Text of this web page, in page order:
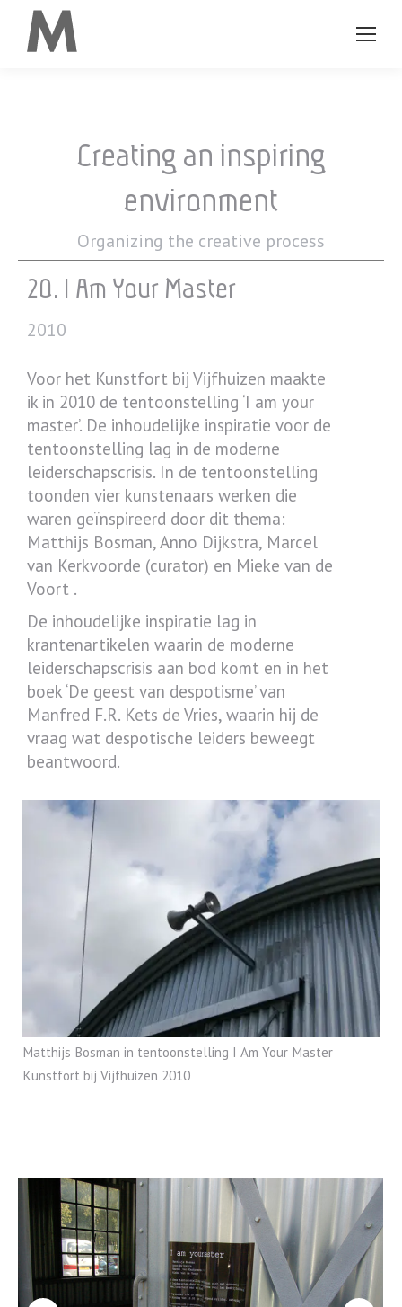
Creating an inspiring
environment
Organizing the creative process
20. I Am Your Master
2010
Voor het Kunstfort bij Vijfhuizen maakte
ik in 2010 de tentoonstelling ‘I am your
master’. De inhoudelijke inspiratie voor de
tentoonstelling lag in de moderne
leiderschapscrisis. In de tentoonstelling
toonden vier kunstenaars werken die
waren geïnspireerd door dit thema:
Matthijs Bosman, Anno Dijkstra, Marcel
van Kerkvoorde (curator) en Mieke van de
Voort .
De inhoudelijke inspiratie lag in
krantenartikelen waarin de moderne
leiderschapscrisis aan bod komt en in het
boek ‘De geest van despotisme’ van
Manfred F.R. Kets de Vries, waarin hij de
vraag wat despotische leiders beweegt
beantwoord.
Matthijs Bosman in tentoonstelling I Am Your Master
Kunstfort bij Vijfhuizen 2010